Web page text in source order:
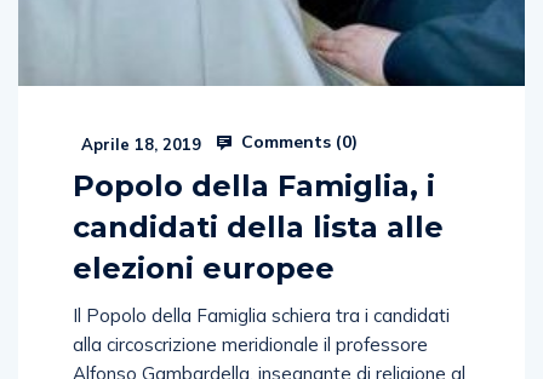
Popolo della Famiglia, i
candidati della lista alle
elezioni europee
Il Popolo della Famiglia schiera tra i candidati
alla circoscrizione meridionale il professore